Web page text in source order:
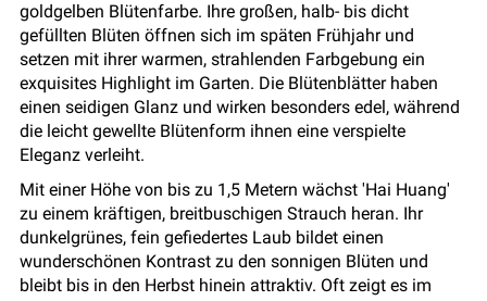
goldgelben Blütenfarbe. Ihre großen, halb- bis dicht
gefüllten Blüten öffnen sich im späten Frühjahr und
setzen mit ihrer warmen, strahlenden Farbgebung ein
exquisites Highlight im Garten. Die Blütenblätter haben
einen seidigen Glanz und wirken besonders edel, während
die leicht gewellte Blütenform ihnen eine verspielte
Eleganz verleiht.
Mit einer Höhe von bis zu 1,5 Metern wächst 'Hai Huang'
zu einem kräftigen, breitbuschigen Strauch heran. Ihr
dunkelgrünes, fein gefiedertes Laub bildet einen
wunderschönen Kontrast zu den sonnigen Blüten und
bleibt bis in den Herbst hinein attraktiv. Oft zeigt es im